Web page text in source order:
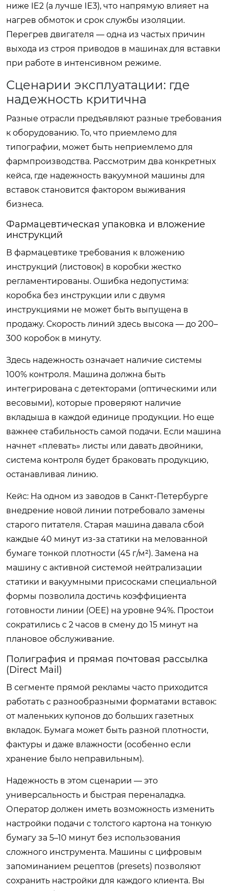
ниже IE2 (а лучше IE3), что напрямую влияет на
нагрев обмоток и срок службы изоляции.
Перегрев двигателя — одна из частых причин
выхода из строя приводов в машинах для вставки
при работе в интенсивном режиме.
Сценарии эксплуатации: где
надежность критична
Разные отрасли предъявляют разные требования
к оборудованию. То, что приемлемо для
типографии, может быть неприемлемо для
фармпроизводства. Рассмотрим два конкретных
кейса, где надежность вакуумной машины для
вставок становится фактором выживания
бизнеса.
Фармацевтическая упаковка и вложение
инструкций
В фармацевтике требования к вложению
инструкций (листовок) в коробки жестко
регламентированы. Ошибка недопустима:
коробка без инструкции или с двумя
инструкциями не может быть выпущена в
продажу. Скорость линий здесь высока — до 200–
300 коробок в минуту.
Здесь надежность означает наличие системы
100% контроля. Машина должна быть
интегрирована с детекторами (оптическими или
весовыми), которые проверяют наличие
вкладыша в каждой единице продукции. Но еще
важнее стабильность самой подачи. Если машина
начнет «плевать» листы или давать двойники,
система контроля будет браковать продукцию,
останавливая линию.
Кейс: На одном из заводов в Санкт-Петербурге
внедрение новой линии потребовало замены
старого питателя. Старая машина давала сбой
каждые 40 минут из-за статики на мелованной
бумаге тонкой плотности (45 г/м²). Замена на
машину с активной системой нейтрализации
статики и вакуумными присосками специальной
формы позволила достичь коэффициента
готовности линии (OEE) на уровне 94%. Простои
сократились с 2 часов в смену до 15 минут на
плановое обслуживание.
Полиграфия и прямая почтовая рассылка
(Direct Mail)
В сегменте прямой рекламы часто приходится
работать с разнообразными форматами вставок:
от маленьких купонов до больших газетных
вкладок. Бумага может быть разной плотности,
фактуры и даже влажности (особенно если
хранение было неправильным).
Надежность в этом сценарии — это
универсальность и быстрая переналадка.
Оператор должен иметь возможность изменить
настройки подачи с толстого картона на тонкую
бумагу за 5–10 минут без использования
сложного инструмента. Машины с цифровым
запоминанием рецептов (presets) позволяют
сохранить настройки для каждого клиента. Вы